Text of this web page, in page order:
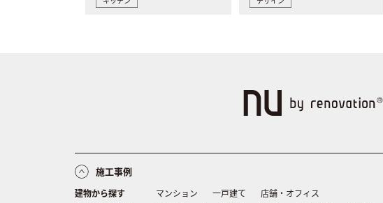
施工事例
建物から探す マンション 一戸建て
店舗・オフィス